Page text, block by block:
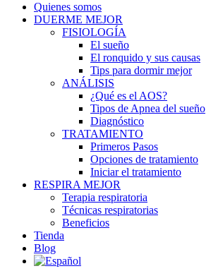
Quienes somos
DUERME MEJOR
FISIOLOGÍA
El sueño
El ronquido y sus causas
Tips para dormir mejor
ANÁLISIS
¿Qué es el AOS?
Tipos de Apnea del sueño
Diagnóstico
TRATAMIENTO
Primeros Pasos
Opciones de tratamiento
Iniciar el tratamiento
RESPIRA MEJOR
Terapia respiratoria
Técnicas respiratorias
Beneficios
Tienda
Blog